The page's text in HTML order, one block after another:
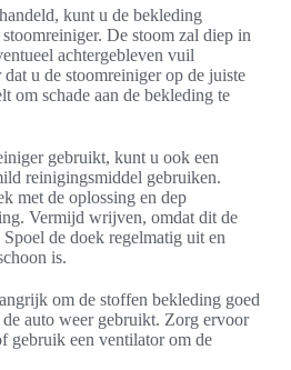
kunt u de bekleding
De stoom zal diep in
achtergebleven vuil
u de stoomreiniger op de juiste
om schade aan de bekleding te
gebruikt, kunt u ook een
reinigingsmiddel gebruiken.
met de oplossing en dep
Vermijd wrijven, omdat dit de
de doek regelmatig uit en
is.
om de stoffen bekleding goed
auto weer gebruikt. Zorg ervoor
gebruik een ventilator om de